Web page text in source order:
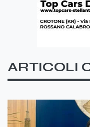
ARTICOLI